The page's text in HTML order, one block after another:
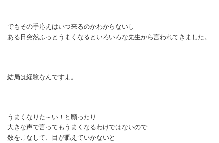
でもその手応えはいつ来るのかわからないし
ある日突然ふっとうまくなるといろいろな先生から言われてきました。
結局は経験なんですよ。
うまくなりた～い！と願ったり
大きな声で言ってもうまくなるわけではないので
数をこなして、目が肥えていかないと